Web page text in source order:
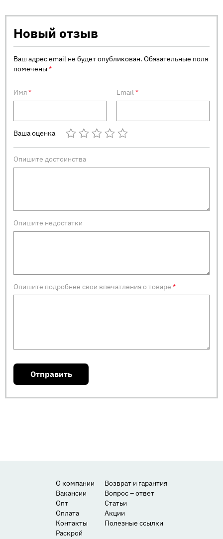
Новый отзыв
Ваш адрес email не будет опубликован. Обязательные поля
помечены*
Имя* Email*
Ваша оценка
Опишите достоинства
Опишите недостатки
Опишите подробнее свои впечатления о товаре*
О компании
Вакансии
Опт
Оплата
Контакты
Раскрой
Возврат и гарантия
Вопрос – ответ
Статьи
Акции
Полезные ссылки